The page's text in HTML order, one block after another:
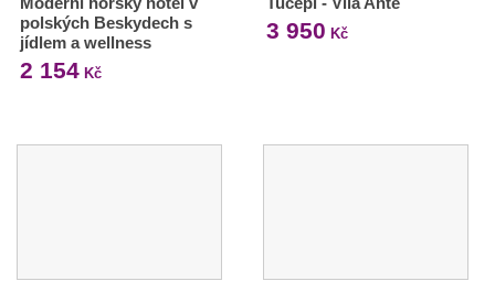
polských Beskydech s
jídlem a wellness
2 154 Kč
3 950 Kč